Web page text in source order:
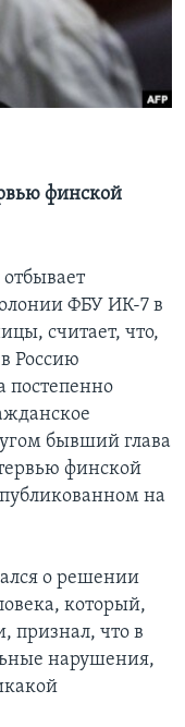
финской
ФБУ ИК-7 в
считает, что,
Россию
постепенно
бывший глава
финской
на
о решении
который,
признал, что в
нарушения,